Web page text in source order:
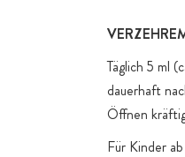
Täglich 5 ml
dauerhaft
Öffnen
Für Kinder